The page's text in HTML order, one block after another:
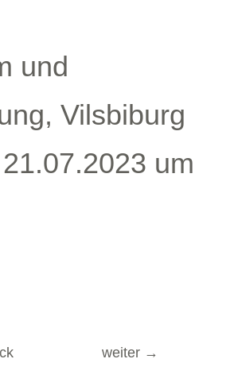
und
Vilsbiburg
um
weiter →